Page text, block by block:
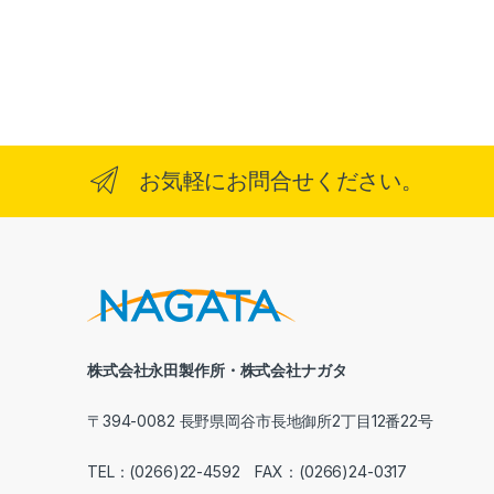
お気軽にお問合せください。
株式会社永田製作所・株式会社ナガタ
〒394-0082 長野県岡谷市長地御所2丁目12番22号
TEL：(0266)22-4592 FAX：(0266)24-0317